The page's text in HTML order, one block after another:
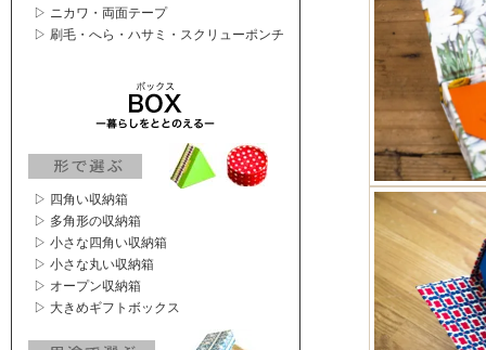
▷ ニカワ・両面テープ
▷ 刷毛・へら・ハサミ・スクリューポンチ
▷ 四角い収納箱
▷ 多角形の収納箱
▷ 小さな四角い収納箱
▷ 小さな丸い収納箱
▷ オープン収納箱
▷ 大きめギフトボックス